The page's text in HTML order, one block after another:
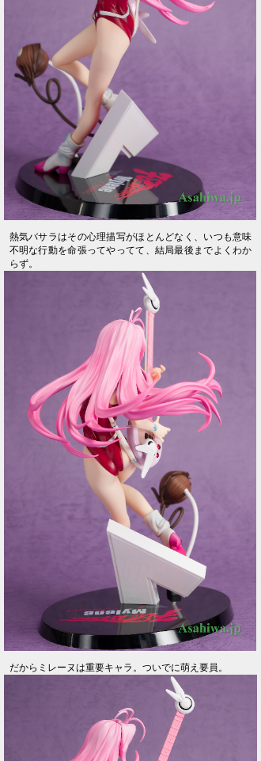
熱気バサラはその心理描写がほとんどなく、いつも意味
不明な行動を命張ってやってて、結局最後までよくわか
らず。
だからミレーヌは重要キャラ。ついでに萌え要員。